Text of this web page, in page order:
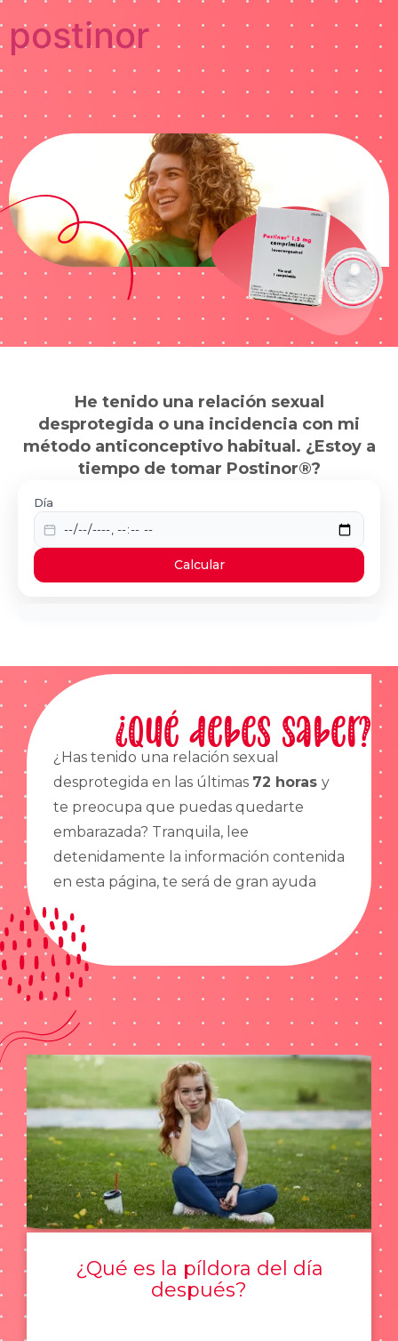
postinor
He tenido una relación sexual
desprotegida o una incidencia con mi
método anticonceptivo habitual. ¿Estoy a
tiempo de tomar Postinor®?
Día
Calcular
¿Qué debes saber?
¿Has tenido una relación sexual
desprotegida en las últimas 72 horas y
te preocupa que puedas quedarte
embarazada? Tranquila, lee
detenidamente la información contenida
en esta página, te será de gran ayuda
¿Qué es la píldora del día
después?